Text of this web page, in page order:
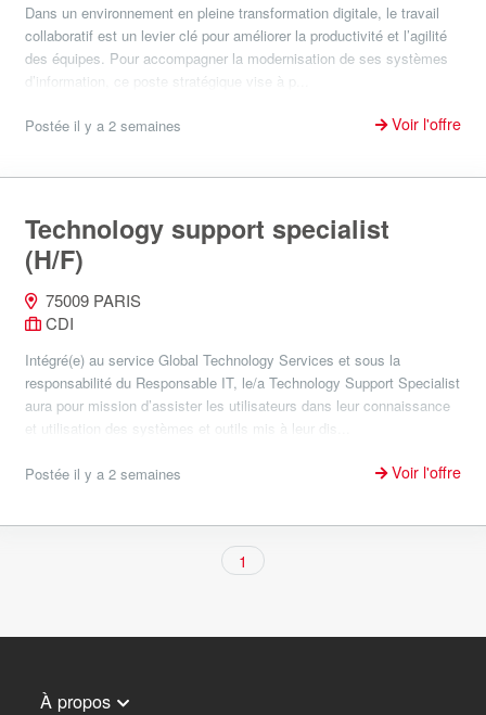
Dans un environnement en pleine transformation digitale, le travail
collaboratif est un levier clé pour améliorer la productivité et l’agilité
des équipes. Pour accompagner la modernisation de ses systèmes
d’information, ce poste stratégique vise à p...
Postée il y a 2 semaines Voir l'offre
Technology support specialist
(H/F)
75009 PARIS
CDI
Intégré(e) au service Global Technology Services et sous la
responsabilité du Responsable IT, le/a Technology Support Specialist
aura pour mission d’assister les utilisateurs dans leur connaissance
et utilisation des systèmes et outils mis à leur dis...
Postée il y a 2 semaines Voir l'offre
1
À propos